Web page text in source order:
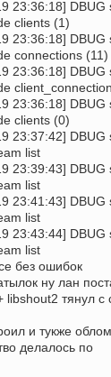
23:36:18]
clients (1)
23:36:18]
connections (11)
23:36:18]
23:36:18]
clients (0)
23:37:42]
list
23:39:43]
list
23:41:43]
list
23:43:44]
list
без ошибок
ну лан
libshout2 тянул
и тукже
делалось по